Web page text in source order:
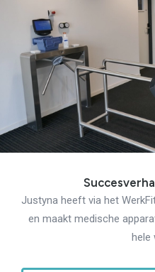
Justyna heeft via het
en maakt medische
hele